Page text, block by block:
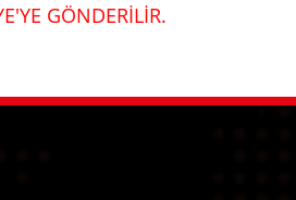
GÖNDERİLİR.